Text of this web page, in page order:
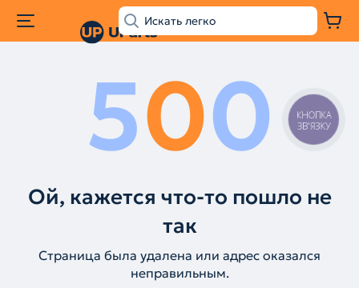
500
Ой, кажется что-то пошло не
так
Страница была удалена или адрес оказался
неправильным.
КНОПКА
ЗВ'ЯЗКУ